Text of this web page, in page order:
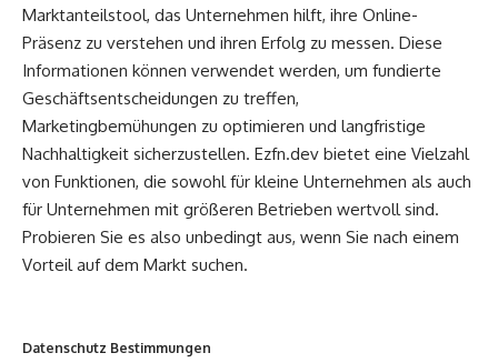
Marktanteilstool, das Unternehmen hilft, ihre Online-
Präsenz zu verstehen und ihren Erfolg zu messen. Diese
Informationen können verwendet werden, um fundierte
Geschäftsentscheidungen zu treffen,
Marketingbemühungen zu optimieren und langfristige
Nachhaltigkeit sicherzustellen. Ezfn.dev bietet eine Vielzahl
von Funktionen, die sowohl für kleine Unternehmen als auch
für Unternehmen mit größeren Betrieben wertvoll sind.
Probieren Sie es also unbedingt aus, wenn Sie nach einem
Vorteil auf dem Markt suchen.
Datenschutz Bestimmungen